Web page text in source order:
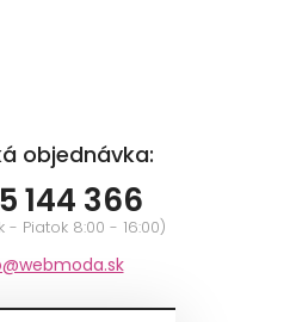
objednávka:
144 366
- Piatok 8:00 - 16:00)